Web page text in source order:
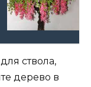
ствола,
дерево в